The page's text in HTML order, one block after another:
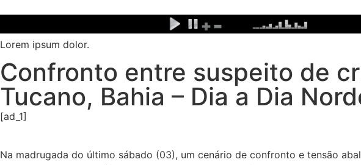
o
conteúdo
Lorem ipsum dolor.
Confronto entre suspeito de
Tucano, Bahia – Dia a Dia
[ad_1]
Na madrugada do último sábado (03), um cenário de confronto e tensão